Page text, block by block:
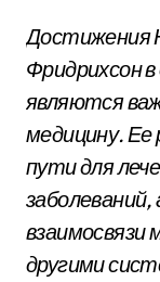
Достижения
Фридрихсон
являются
медицину.
пути для
другими